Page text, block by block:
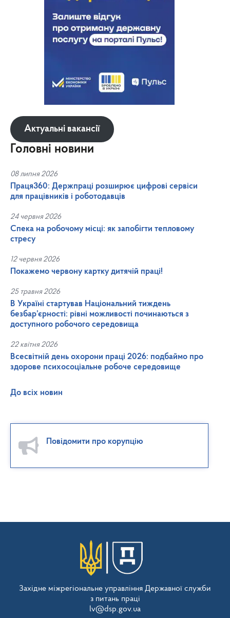
Актуальні вакансії
Головні новини
08 липня 2026
Праця360: Держпраці розширює цифрові сервіси
для працівників і роботодавців
24 червня 2026
Спека на робочому місці: як запобігти тепловому
стресу
12 червня 2026
Покажемо червону картку дитячій праці!
25 травня 2026
В Україні стартував Національний тиждень
безбар’єрності: рівні можливості починаються з
доступного робочого середовища
22 квітня 2026
Всесвітній день охорони праці 2026: подбаймо про
здорове психосоціальне робоче середовище
До всіх новин
Повідомити про корупцію
Західне міжрегіональне управління Державної служби
з питань праці
lv@dsp.gov.ua